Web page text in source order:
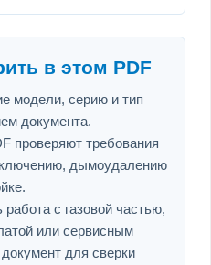
в этом PDF
модели, серию и тип
документа.
проверяют требования
дымоудалению
с газовой частью,
или сервисным
для сверки